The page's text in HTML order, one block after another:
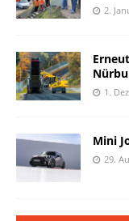
2.
1.
Mini
29.